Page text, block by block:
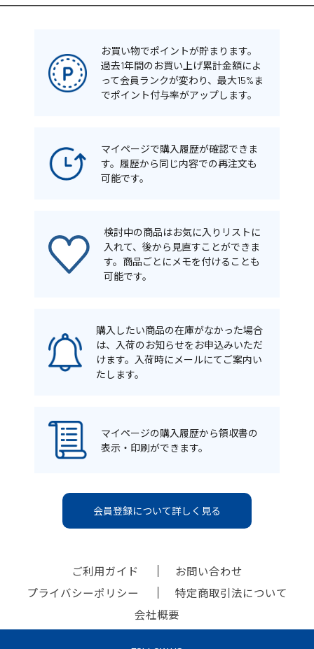
お買い物でポイントが貯まります。
過去1年間のお買い上げ累計金額によ
って会員ランクが変わり、最大15%ま
でポイント付与率がアップします。
マイページで購入履歴が確認できま
す。履歴から同じ内容での再注文も
可能です。
検討中の商品はお気に入りリストに
入れて、後から見直すことができま
す。商品ごとにメモを付けることも
可能です。
購入したい商品の在庫がなかった場合
は、入荷のお知らせをお申込みいただ
けます。入荷時にメールにてご案内い
たします。
マイページの購入履歴から領収書の
表示・印刷ができます。
会員登録について詳しく見る
ご利用ガイド
お問い合わせ
プライバシーポリシー
特定商取引法について
会社概要